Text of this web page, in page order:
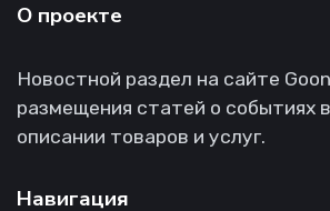
О проекте
Новостной раздел на сайте
размещения статей о событиях
описании товаров и услуг.
Навигация